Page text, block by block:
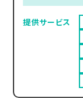
提供サービス